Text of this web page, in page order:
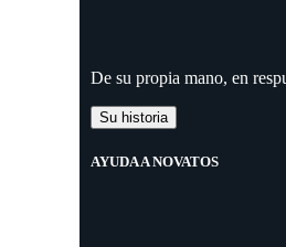
De su propia mano, en
Su historia
AYUDA A NOVATOS